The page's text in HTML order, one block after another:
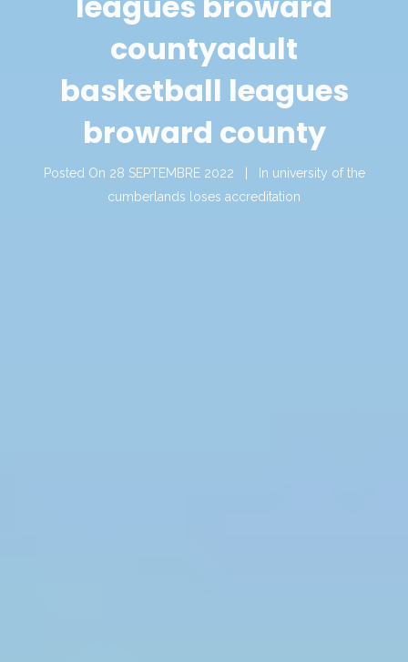
countyadult
basketball leagues
broward county
Posted On 28 SEPTEMBRE 2022 In university of the
cumberlands loses accreditation